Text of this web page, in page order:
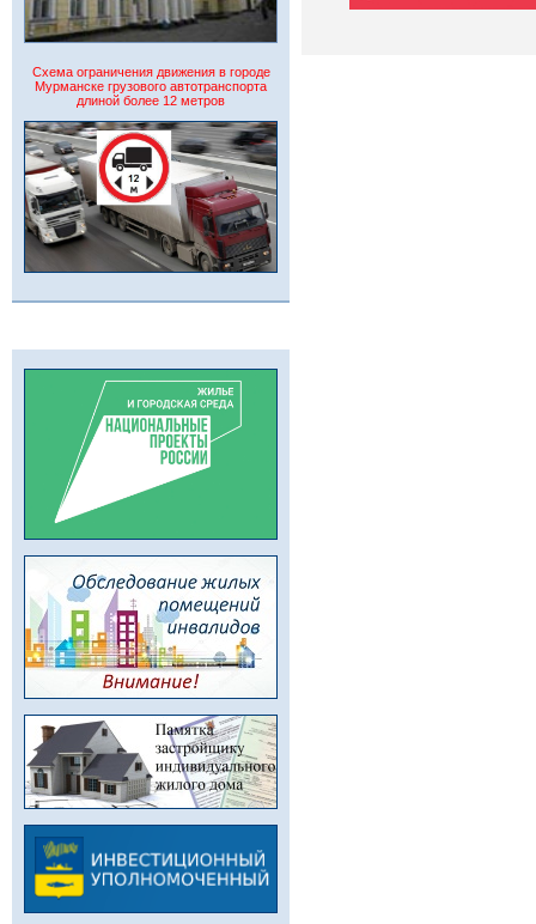
Схема ограничения движения в городе
Мурманске грузового автотранспорта
длиной более 12 метров